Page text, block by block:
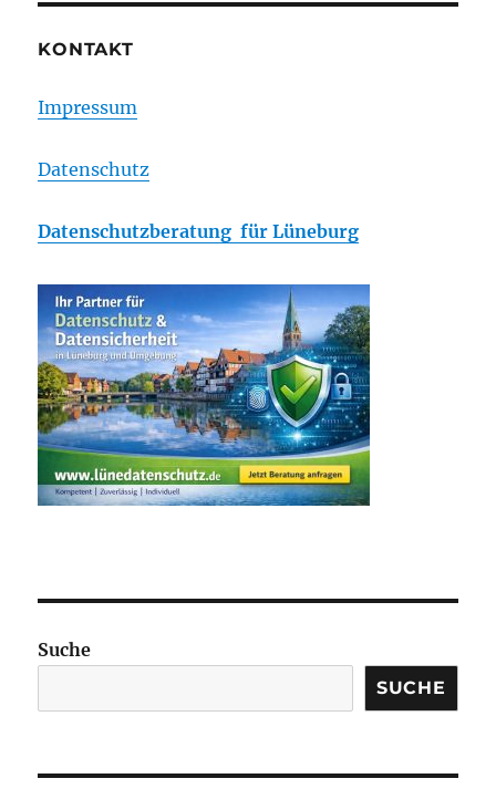
KONTAKT
Impressum
Datenschutz
Datenschutzberatung für Lüneburg
Suche
SUCHE